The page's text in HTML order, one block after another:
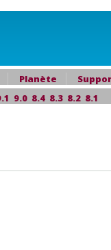
Planète
9.0 8.4 8.3 8.2 8.1